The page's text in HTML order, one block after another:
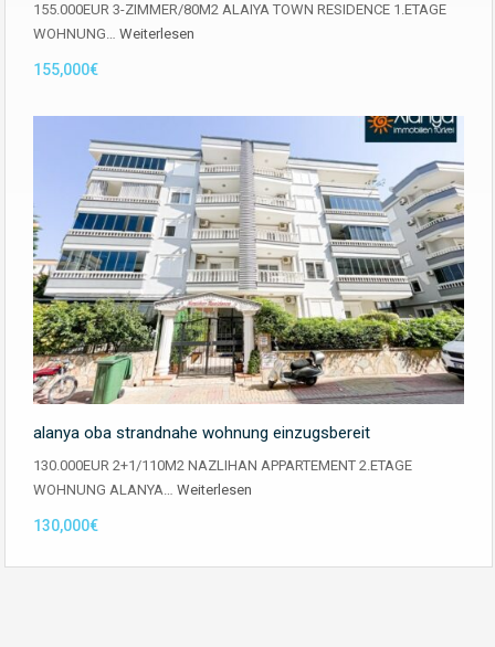
155.000EUR 3-ZIMMER/80M2 ALAIYA TOWN RESIDENCE 1.ETAGE
WOHNUNG… Weiterlesen
155,000€
alanya oba strandnahe wohnung einzugsbereit
130.000EUR 2+1/110M2 NAZLIHAN APPARTEMENT 2.ETAGE
WOHNUNG ALANYA… Weiterlesen
130,000€